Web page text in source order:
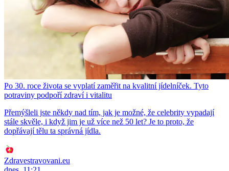
Po 30. roce života se vyplatí zaměřit na kvalitní jídelníček. Tyto
potraviny podpoří zdraví i vitalitu
Přemýšleli jste někdy nad tím, jak je možné, že celebrity vypadají
stále skvěle, i když jim je už více než 50 let? Je to proto, že
dopřávají tělu ta správná jídla.
Zdravestravovani.eu